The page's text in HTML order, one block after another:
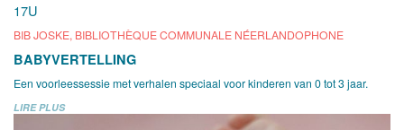
17U
BIB JOSKE, BIBLIOTHÈQUE COMMUNALE NÉERLANDOPHONE
BABYVERTELLING
Een voorleessessie met verhalen speciaal voor kinderen van 0 tot 3 jaar.
LIRE PLUS